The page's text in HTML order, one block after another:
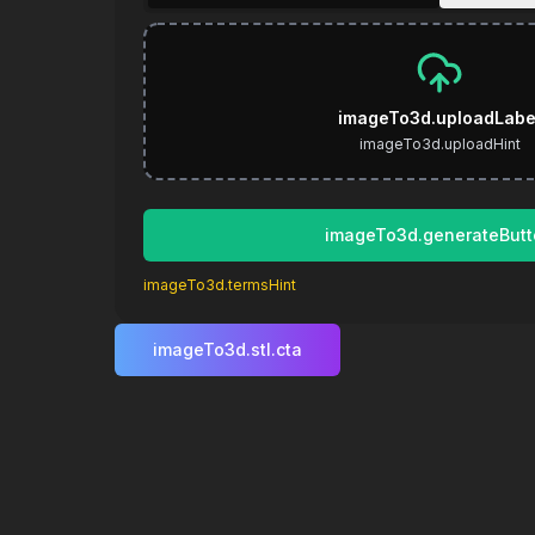
imageTo3d.uploadHint
imageTo3d.termsHint
imageTo3d.stl.cta